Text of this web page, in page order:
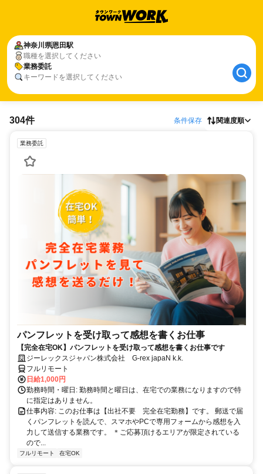
神奈川県恩田駅
職種を選択してください
業務委託
キーワードを選択してください
304件 条件保存 関連度順
業務委託
パンフレットを受け取って感想を書くお仕事
【完全在宅OK】パンフレットを受け取って感想を書くお仕事です
ジーレックスジャパン株式会社 G-rex japaN k.k.
フルリモート
日給1,000円
勤務時間・曜日: 勤務時間と曜日は、在宅での業務になりますので特
に指定はありません。
仕事内容: このお仕事は【出社不要 完全在宅勤務】です。 郵送で届
くパンフレットを読んで、スマホやPCで専用フォームから感想を入
力して送信する業務です。 ＊ご応募頂けるエリアが限定されている
ので...
フルリモート 在宅OK